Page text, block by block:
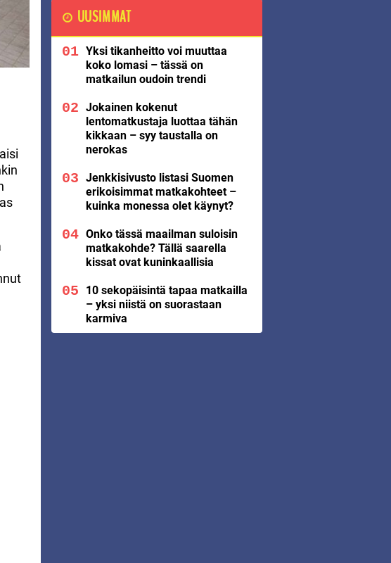
UUSIMMAT
Yksi tikanheitto voi muuttaa
koko lomasi – tässä on
matkailun oudoin trendi
Jokainen kokenut
lentomatkustaja luottaa tähän
kikkaan – syy taustalla on
nerokas
Jenkkisivusto listasi Suomen
erikoisimmat matkakohteet –
kuinka monessa olet käynyt?
Onko tässä maailman suloisin
matkakohde? Tällä saarella
kissat ovat kuninkaallisia
10 sekopäisintä tapaa matkailla
– yksi niistä on suorastaan
karmiva